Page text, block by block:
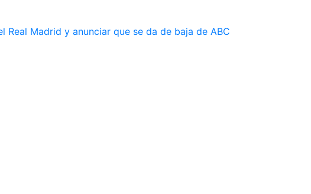
Madrid y anunciar que se da de baja de ABC